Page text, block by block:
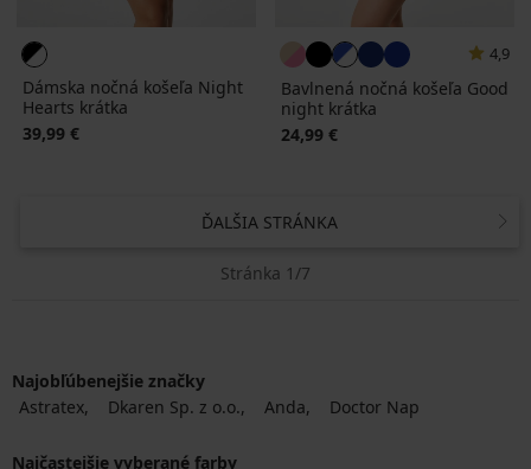
Dámska nočná košeľa Night
Hearts krátka
39,99 €
4,9
Bavlnená nočná košeľa Good
night krátka
24,99 €
ĎALŠIA STRÁNKA
Stránka 1/7
Najobľúbenejšie značky
Astratex
Dkaren Sp. z o.o. Anda Doctor Nap
Najčastejšie vyberané farby